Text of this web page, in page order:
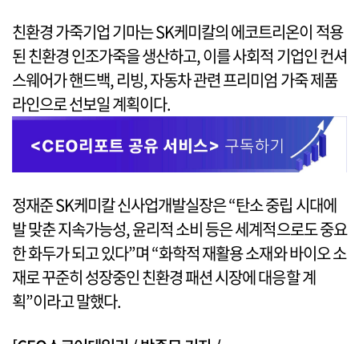
친환경 가죽기업 기마는 SK케미칼의 에코트리온이 적용
된 친환경 인조가죽을 생산하고, 이를 사회적 기업인 컨셔
스웨어가 핸드백, 리빙, 자동차 관련 프리미엄 가죽 제품
라인으로 선보일 계획이다.
정재준 SK케미칼 신사업개발실장은 “탄소 중립 시대에
발 맞춘 지속가능성, 윤리적 소비 등은 세계적으로도 중요
한 화두가 되고 있다”며 “화학적 재활용 소재와 바이오 소
재로 꾸준히 성장중인 친환경 패션 시장에 대응할 계
획”이라고 말했다.